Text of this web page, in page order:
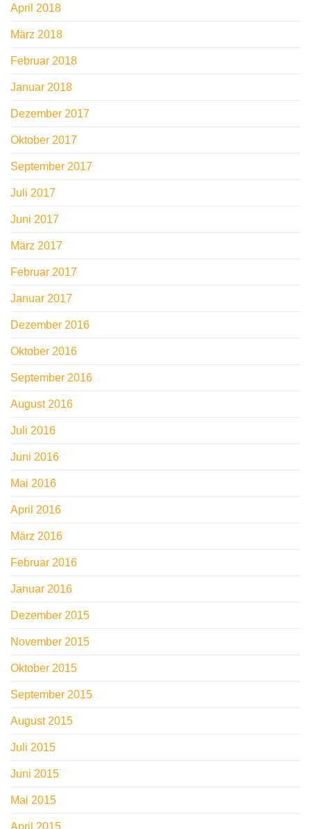
April 2018
März 2018
Februar 2018
Januar 2018
Dezember 2017
Oktober 2017
September 2017
Juli 2017
Juni 2017
März 2017
Februar 2017
Januar 2017
Dezember 2016
Oktober 2016
September 2016
August 2016
Juli 2016
Juni 2016
Mai 2016
April 2016
März 2016
Februar 2016
Januar 2016
Dezember 2015
November 2015
Oktober 2015
September 2015
August 2015
Juli 2015
Juni 2015
Mai 2015